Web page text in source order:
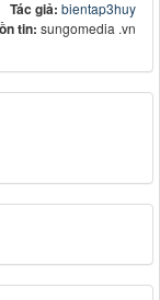
Tác giả: bientap3huy
tin: sungomedia .vn